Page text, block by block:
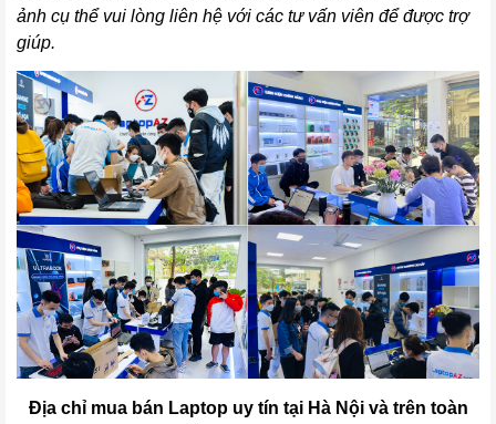
ảnh cụ thể vui lòng liên hệ với các tư vấn viên để được trợ
giúp.
Địa chỉ mua bán Laptop uy tín tại Hà Nội và trên toàn